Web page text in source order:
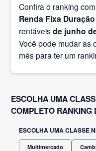
Confira o ranking
Renda Fixa
rentáveisde junho
Você pode mudar as
mês para ter um
ESCOLHA UMA
COMPLETO RANKING
ESCOLHA UMA CLASSE
Multimercado